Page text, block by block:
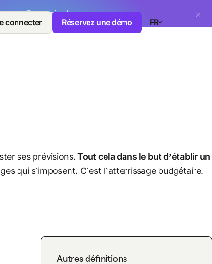
En savoir plus →
connecter Réservez une démo FR
ses prévisions.Tout cela dans le but d’établir un
qui s’imposent. C’est l’atterrissage budgétaire.
Autres définitions